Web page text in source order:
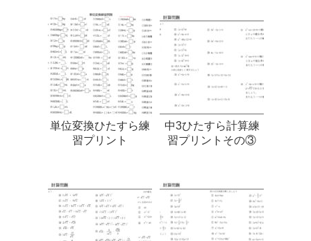
単位変換ひたすら練
習プリント
中3ひたすら計算練
習プリントその③